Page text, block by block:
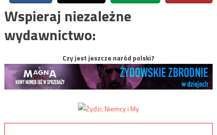
Wspieraj niezależne
wydawnictwo:
Czy jest jeszcze naród polski?